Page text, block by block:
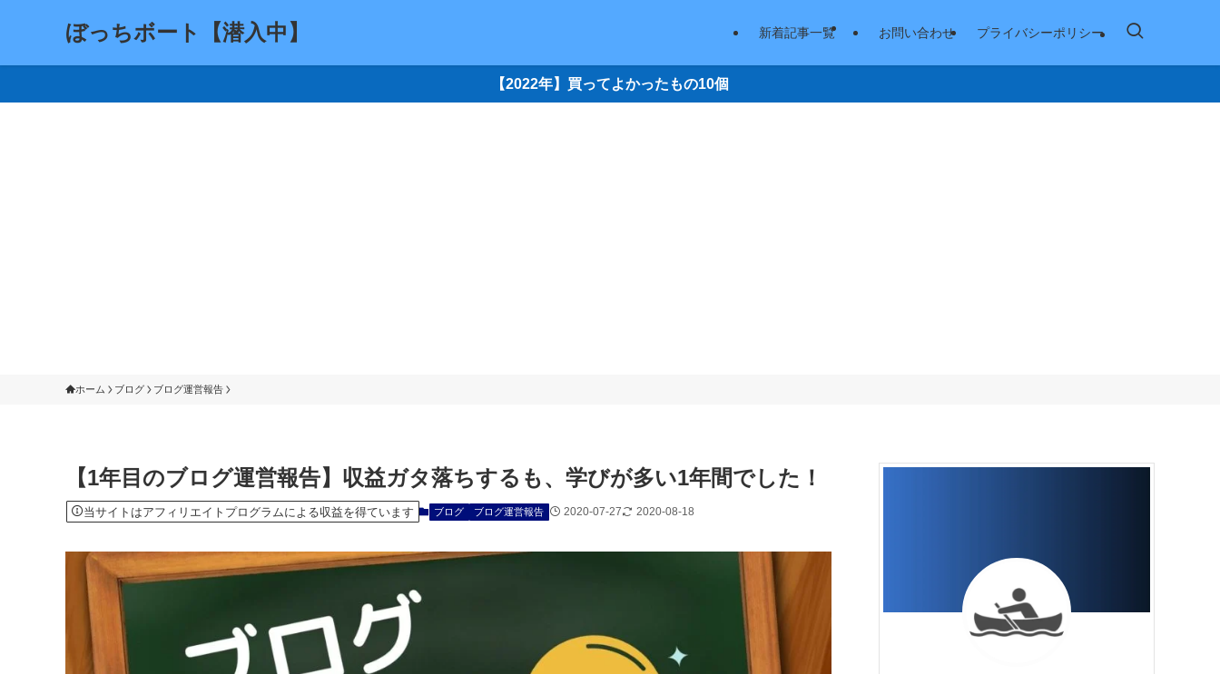
ぼっちボート【潜入中】 新着記事一覧 お問い合わせ プライバシーポリシー
【2022年】買ってよかったもの10個
ホーム ブログ ブログ運営報告
【1年目のブログ運営報告】収益ガタ落ちするも、学びが多い1年間でした！
当サイトはアフィリエイトプログラムによる収益を得ています ブログ ブログ運営報告 2020-07-27 2020-08-18